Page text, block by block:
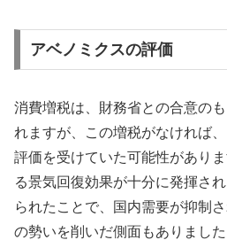
アベノミクスの評価
消費増税は、財務省との合意の
れますが、この増税がなければ
評価を受けていた可能性があり
る景気回復効果が十分に発揮さ
られたことで、国内需要が抑制
の勢いを削いだ側面もありました